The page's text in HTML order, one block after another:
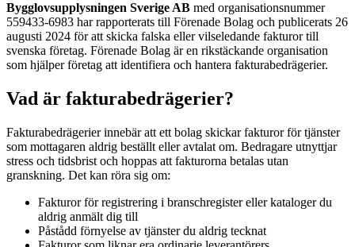
Bygglovsupplysningen Sverige AB med organisationsnummer
559433-6983 har rapporterats till Förenade Bolag och publicerats 26
augusti 2024 för att skicka falska eller vilseledande fakturor till
svenska företag. Förenade Bolag är en rikstäckande organisation
som hjälper företag att identifiera och hantera fakturabedrägerier.
Vad är fakturabedrägerier?
Fakturabedrägerier innebär att ett bolag skickar fakturor för tjänster
som mottagaren aldrig beställt eller avtalat om. Bedragare utnyttjar
stress och tidsbrist och hoppas att fakturorna betalas utan
granskning. Det kan röra sig om:
Fakturor för registrering i branschregister eller kataloger du
aldrig anmält dig till
Påstådd förnyelse av tjänster du aldrig tecknat